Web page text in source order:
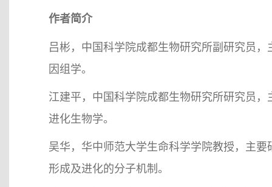
作者简介
吕彬，中国科学院成都生物研究所副研究员
因组学。
江建平，中国科学院成都生物研究所研究员
进化生物学。
吴华，华中师范大学生命科学学院教授，主
形成及进化的分子机制。